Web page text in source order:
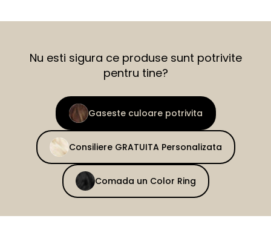
Nu esti sigura ce produse sunt potrivite
pentru tine?
Gaseste culoare potrivita
Consiliere GRATUITA Personalizata
Comada un Color Ring